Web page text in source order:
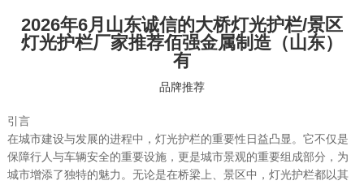
2026年6月山东诚信的大桥灯光护栏/景区
灯光护栏厂家推荐佰强金属制造（山东）
有
品牌推荐
引言
在城市建设与发展的进程中，灯光护栏的重要性日益凸显。它不仅是
保障行人与车辆安全的重要设施，更是城市景观的重要组成部分，为
城市增添了独特的魅力。无论是在桥梁上、景区中，灯光护栏都以其